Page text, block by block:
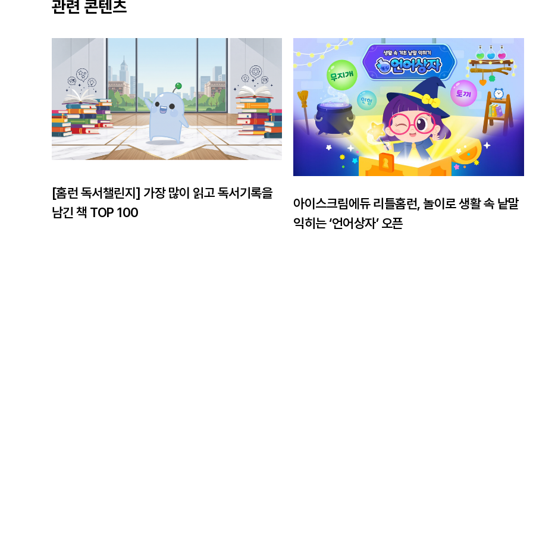
관련 콘텐츠
[홈런 독서챌린지] 가장 많이 읽고 독서기록을
남긴 책 TOP 100
아이스크림에듀 리틀홈런, 놀이로 생활 속 낱말
익히는 ‘언어상자’ 오픈